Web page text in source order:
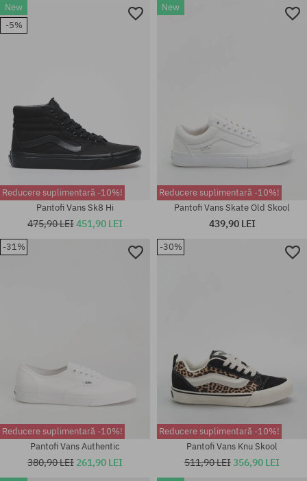
Mărimi existente:
39; 40; 41; 42; 42.5; 43; 44;
Mărimi existente:
New
-5%
Reducere suplimentară -10%!
Pantofi Vans Sk8 Hi
475,90 LEI451,90 LEI
New
Reducere suplimentară -10%!
Pantofi Vans Skate Old Skool
439,90 LEI
-31%
Reducere suplimentară -10%!
Pantofi Vans Authentic
380,90 LEI 261,90 LEI
-30%
Reducere suplimentară -10%!
Pantofi Vans Knu Skool
511,90 LEI356,90 LEI